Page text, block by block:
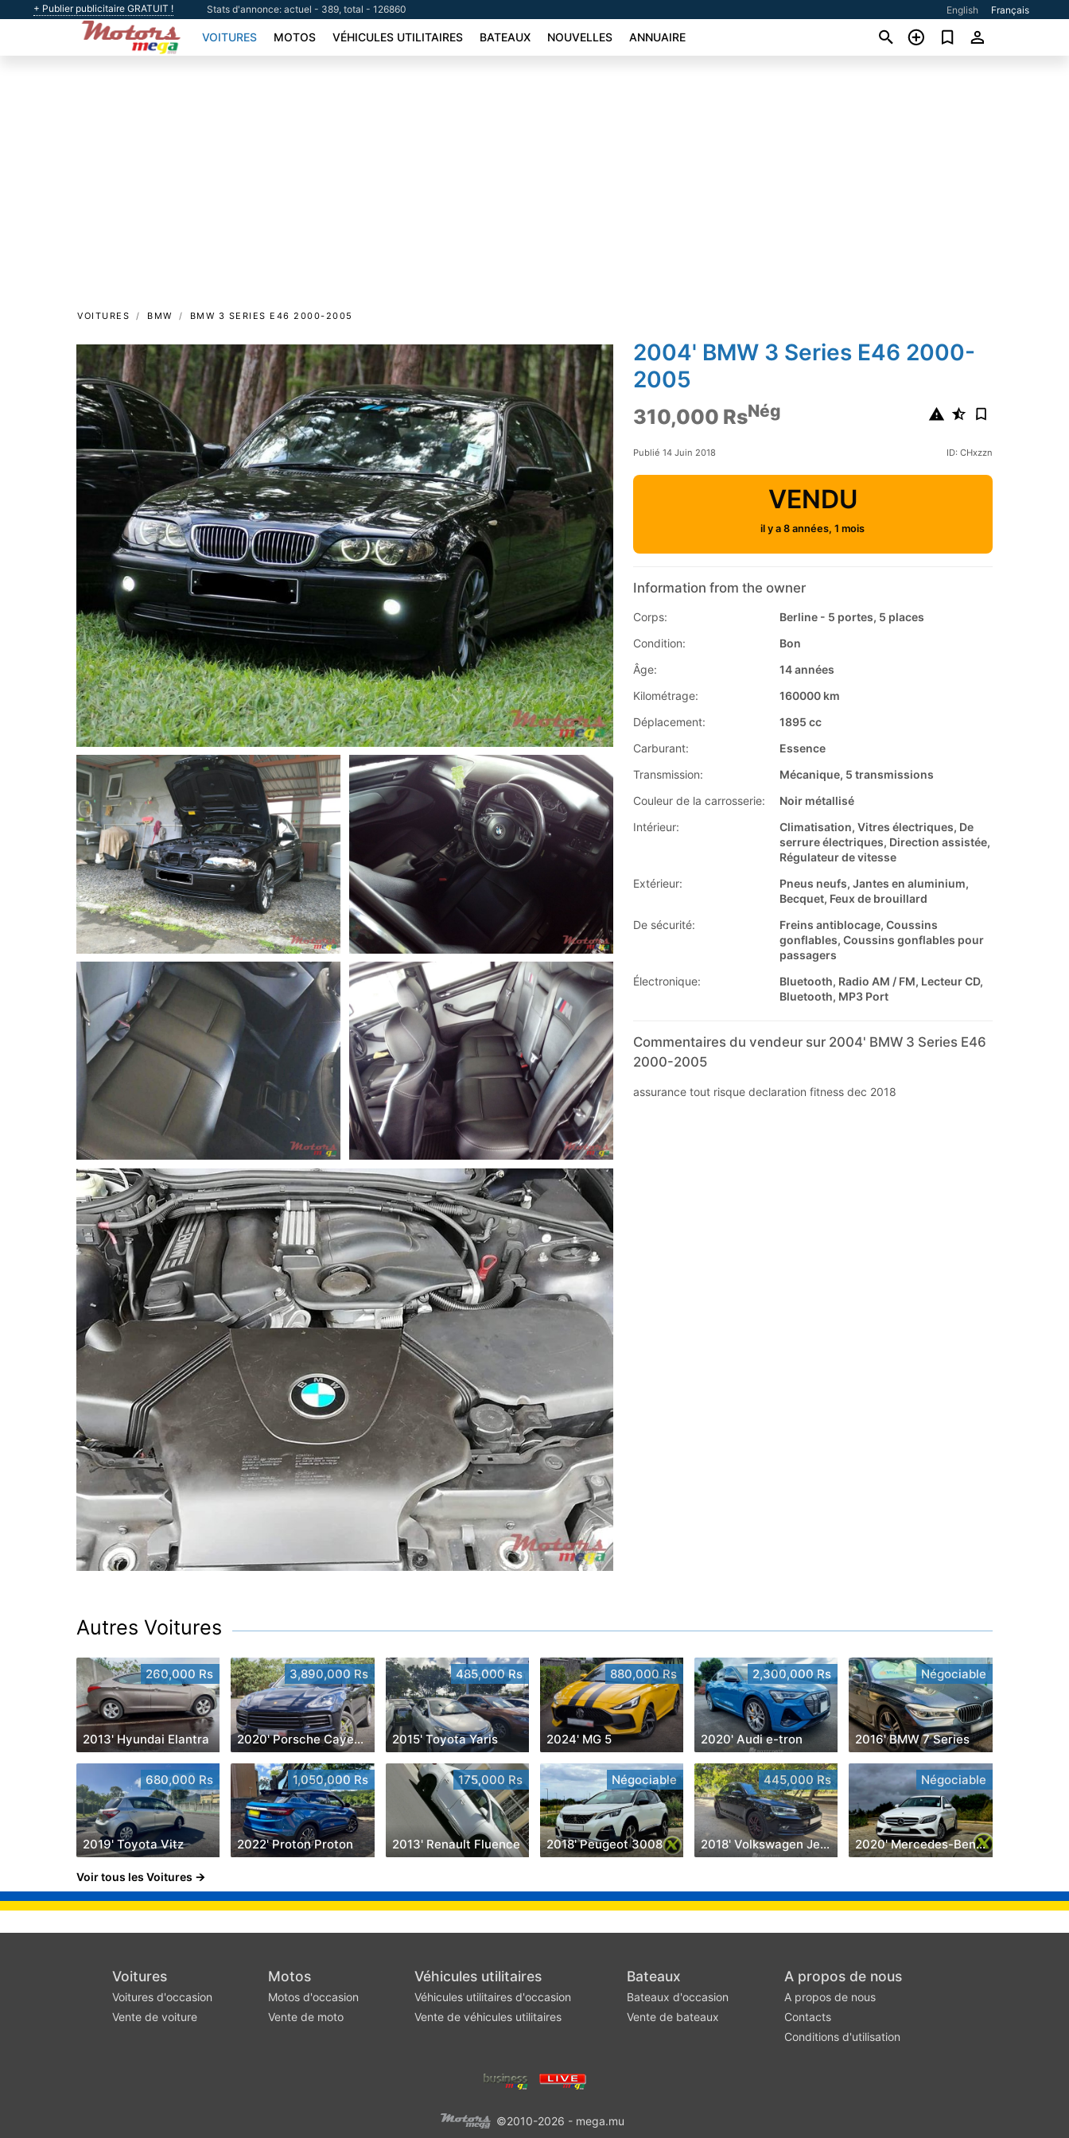
+ Publier publicitaire GRATUIT ! Stats d'annonce: actuel - 389, total - 126860 English Français
VOITURES MOTOS VÉHICULES UTILITAIRES BATEAUX NOUVELLES ANNUAIRE
VOITURES BMW BMW 3 SERIES E46 2000-2005
2004' BMW 3 Series E46 2000-
2005
310,000 RsNég
Publié 14 Juin 2018 ID: CHxzzn
VENDU
il y a 8 années, 1 mois
Information from the owner
Corps:
Berline - 5 portes, 5 places
Condition:
Bon
Âge:
14 années
Kilométrage:
160000 km
Déplacement:
1895 cc
Carburant:
Essence
Transmission:
Mécanique, 5 transmissions
Couleur de la carrosserie:
Noir métallisé
Intérieur:
Climatisation, Vitres électriques, De
serrure électriques, Direction assistée,
Régulateur de vitesse
Extérieur:
Pneus neufs, Jantes en aluminium,
Becquet, Feux de brouillard
De sécurité:
Freins antiblocage, Coussins
gonflables, Coussins gonflables pour
passagers
Électronique:
Bluetooth, Radio AM / FM, Lecteur CD,
Bluetooth, MP3 Port
Commentaires du vendeur sur 2004' BMW 3 Series E46
2000-2005
assurance tout risque declaration fitness dec 2018
Autres Voitures
260,000 Rs
2013' Hyundai Elantra
3,890,000 Rs
2020' Porsche Cayenne
485,000 Rs
2015' Toyota Yaris
880,000 Rs
2024' MG 5
2,300,000 Rs
2020' Audi e-tron
Négociable
2016' BMW 7 Series
680,000 Rs
2019' Toyota Vitz
1,050,000 Rs
2022' Proton Proton
175,000 Rs
2013' Renault Fluence
Négociable
2018' Peugeot 3008
445,000 Rs
2018' Volkswagen Jetta
Négociable
2020' Mercedes-Benz C 180
Voir tous les Voitures
Voitures
Voitures d'occasion
Vente de voiture
Motos
Motos d'occasion
Vente de moto
Véhicules utilitaires
Véhicules utilitaires d'occasion
Vente de véhicules utilitaires
Bateaux
Bateaux d'occasion
Vente de bateaux
A propos de nous
A propos de nous
Contacts
Conditions d'utilisation
©2010-2026 - mega.mu